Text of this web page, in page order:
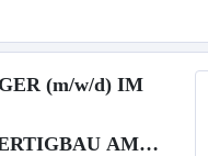
(m/w/d) IM
AM